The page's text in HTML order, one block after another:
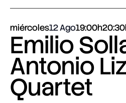
miércoles12 Ago19:00h
Emilio
Antonio
Quartet